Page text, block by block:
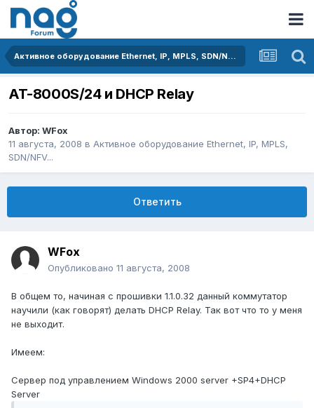
Активное оборудование Ethernet, IP, MPLS, SDN/NFV...
AT-8000S/24 и DHCP Relay
Автор: WFox
11 августа, 2008 в Активное оборудование Ethernet, IP, MPLS,
SDN/NFV...
Ответить
WFox
Опубликовано 11 августа, 2008
В общем то, начиная с прошивки 1.1.0.32 данный коммутатор
научили (как говорят) делать DHCP Relay. Так вот что то у меня
не выходит.
Имеем:
Сервер под управлением Windows 2000 server +SP4+DHCP
Server